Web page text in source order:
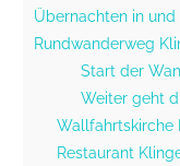
Übernachten in
Rundwanderweg
Start der
Weiter geht
Wallfahrtskirche
Restaurant